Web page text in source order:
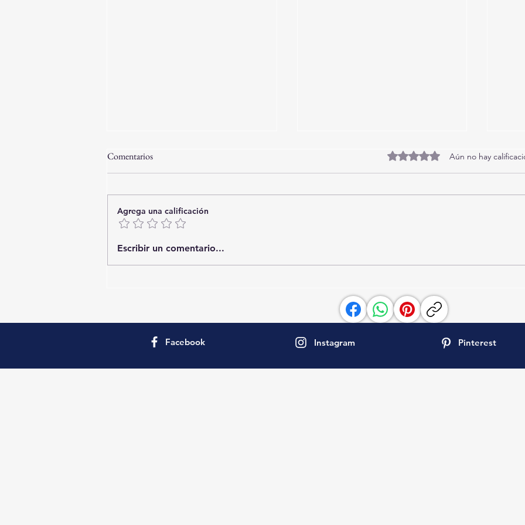
Playa Bombinhas WL01G-
Comentarios Obtuvo 0 de 5 estrellas.
Aún no hay
Agrega una calificación
Escribir un comentario...
Facebook Instagram Pinterest